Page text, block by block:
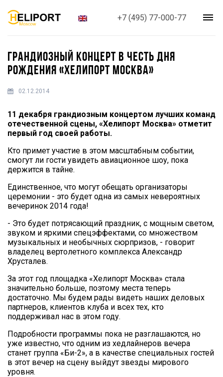
+7 (495) 77-000-77
ГРАНДИОЗНЫЙ КОНЦЕРТ В ЧЕСТЬ ДНЯ
РОЖДЕНИЯ «ХЕЛИПОРТ МОСКВА»
02.12.2014
11 декабря грандиозным концертом лучших команд
отечественной сцены, «Хелипорт Москва» отметит
первый год своей работы.
Кто примет участие в этом масштабным событии,
смогут ли гости увидеть авиационное шоу, пока
держится в тайне.
Единственное, что могут обещать организаторы
церемонии - это будет одна из самых невероятных
вечеринок 2014 года!
- Это будет потрясающий праздник, с мощным светом,
звуком и яркими спецэффектами, со множеством
музыкальных и необычных сюрпризов, - говорит
владелец вертолетного комплекса Александр
Хрусталев.
За этот год площадка «Хелипорт Москва» стала
значительно больше, поэтому места теперь
достаточно. Мы будем рады видеть наших деловых
партнеров, клиентов клуба и всех тех, кто
поддерживал нас в этом году.
Подробности программы пока не разглашаются, но
уже известно, что одним из хедлайнеров вечера
станет группа «Би-2», а в качестве специальных гостей
в этот вечер на сцену выйдут звезды мирового
уровня.